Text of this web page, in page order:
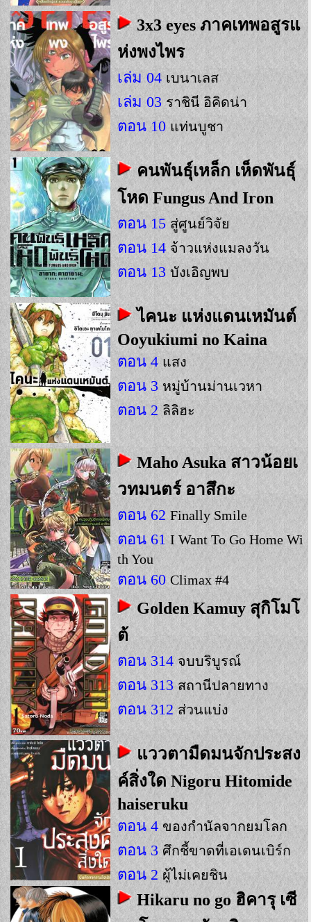
ตอน 6 ทะเลาะเบาะแว้ง
3x3 eyes ภาคเทพอสูรแ
ห่งพงไพร
เล่ม 04 เบนาเลส
เล่ม 03 ราชินี อิคิดน่า
ตอน 10 แท่นบูชา
คนพันธุ์เหล็ก เห็ดพันธุ์
โหด Fungus And Iron
ตอน 15 สู่ศูนย์วิจัย
ตอน 14 จ้าวแห่งแมลงวัน
ตอน 13 บังเอิญพบ
ไคนะ แห่งแดนเหมันต์
Ooyukiumi no Kaina
ตอน 4 แสง
ตอน 3 หมู่บ้านม่านเวหา
ตอน 2 ลิลิฮะ
Maho Asuka สาวน้อยเ
วทมนตร์ อาสึกะ
ตอน 62 Finally Smile
ตอน 61 I Want To Go Home Wi
th You
ตอน 60 Climax #4
Golden Kamuy สุกิโมโ
ต้
ตอน 314 จบบริบูรณ์
ตอน 313 สถานีปลายทาง
ตอน 312 ส่วนแบ่ง
แววตามืดมนจักประสง
ค์สิ่งใด Nigoru Hitomide
haiseruku
ตอน 4 ของกำนัลจากยมโลก
ตอน 3 ศึกชี้ขาดที่เอเดนเบิร์ก
ตอน 2 ผู้ไม่เคยชิน
Hikaru no go ฮิคารุ เซี